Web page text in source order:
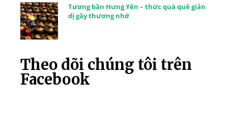
Tương bần Hưng Yên – thức quà quê giản
dị gây thương nhớ
Theo dõi chúng tôi trên
Facebook